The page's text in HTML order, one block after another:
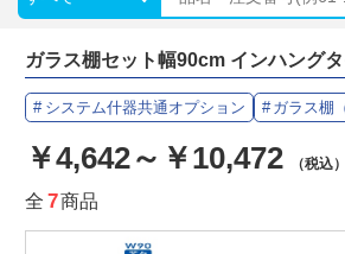
ガラス棚セット幅90cm インハング
システム什器共通オプション ガラス棚
￥4,642～￥10,472 （税込）
全 7商品